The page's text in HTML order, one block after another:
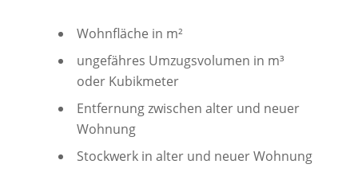
Wohnfläche in m²
ungefähres Umzugsvolumen in m³
oder Kubikmeter
Entfernung zwischen alter und neuer
Wohnung
Stockwerk in alter und neuer Wohnung